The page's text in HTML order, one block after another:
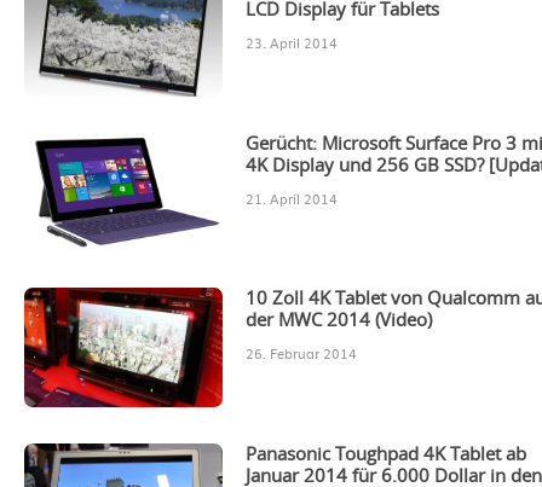
LCD Display für Tablets
23. April 2014
Gerücht: Microsoft Surface Pro 3
4K Display und 256 GB SSD?
21. April 2014
10 Zoll 4K Tablet von Qualcomm
der MWC 2014 (Video)
26. Februar 2014
Panasonic Toughpad 4K Tablet ab
Januar 2014 für 6.000 Dollar in den